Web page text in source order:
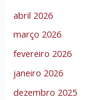
abril 2026
março 2026
fevereiro 2026
janeiro 2026
dezembro 2025